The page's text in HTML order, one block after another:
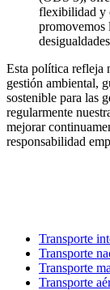
flexibilidad y
promovemos
Esta política refleja
gestión ambiental,
sostenible para las
regularmente
mejorar
responsabilidad
Transporte
Transporte
Transporte
Transporte